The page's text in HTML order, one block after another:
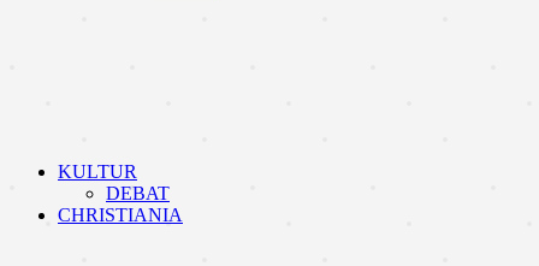
KULTUR
DEBAT
CHRISTIANIA